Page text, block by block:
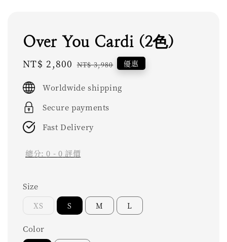
Over You Cardi (2色)
Sale
NT$ 2,800 Regular
NT$ 3,980 優惠
Worldwide shipping
Secure payments
Fast Delivery
總分:0 - 0 評價
Size
XS S M L
Color